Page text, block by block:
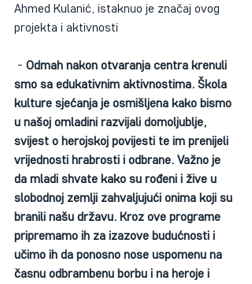
Ahmed Kulanić, istaknuo je značaj ovog
projekta i aktivnosti
- Odmah nakon otvaranja centra krenuli
smo sa edukativnim aktivnostima. Škola
kulture sjećanja je osmišljena kako bismo
u našoj omladini razvijali domoljublje,
svijest o herojskoj povijesti te im prenijeli
vrijednosti hrabrosti i odbrane. Važno je
da mladi shvate kako su rođeni i žive u
slobodnoj zemlji zahvaljujući onima koji su
branili našu državu. Kroz ove programe
pripremamo ih za izazove budućnosti i
učimo ih da ponosno nose uspomenu na
časnu odbrambenu borbu i na heroje i